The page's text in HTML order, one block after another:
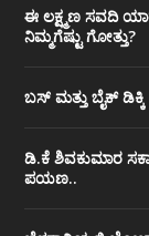
ಈ ಲಕ್ಷ್ಮಣ ಸವದಿ
ನಿಮ್ಮಗೆಷ್ಟು ಗೋತ್ತು?
ಬಸ್ ಮತ್ತು ಬೈಕ್
ಡಿ.ಕೆ ಶಿವಕುಮಾರ
ಪಯಣ..